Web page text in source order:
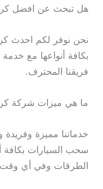
هل تبحث عن افضل
نحن نوفر لكم احدث
بكافة أنواعها مع خدمة
فريقنا المحترف.
ما هي ميزات شركة
خدماتنا مميزة
سحب السيارات بكافة
الطرقات وفي أي